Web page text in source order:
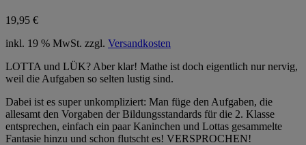
19,95 €
inkl. 19 % MwSt. zzgl. Versandkosten
LOTTA und LÜK? Aber klar! Mathe ist doch eigentlich nur nervig,
weil die Aufgaben so selten lustig sind.
Dabei ist es super unkompliziert: Man füge den Aufgaben, die
allesamt den Vorgaben der Bildungsstandards für die 2. Klasse
entsprechen, einfach ein paar Kaninchen und Lottas gesammelte
Fantasie hinzu und schon flutscht es! VERSPROCHEN!